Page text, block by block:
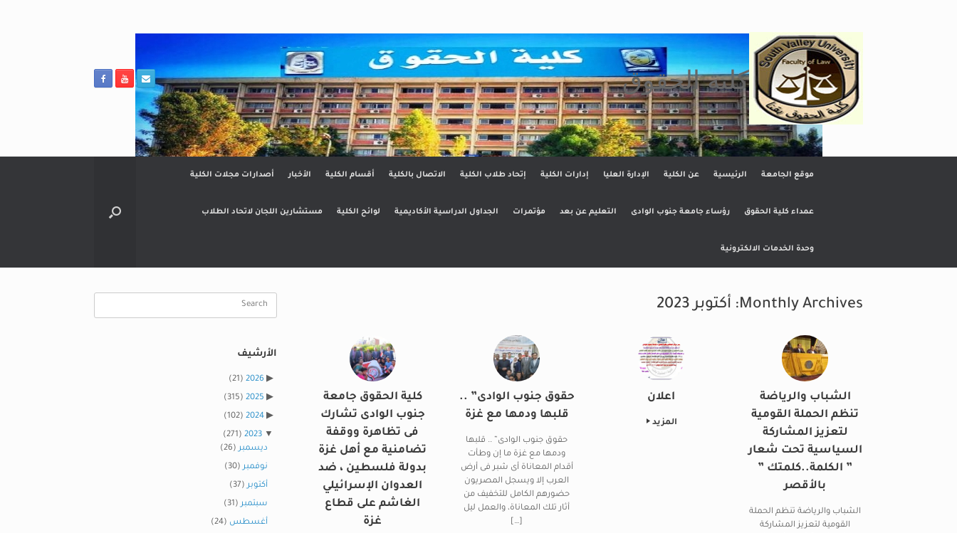
كلية الحقوق
موقع الجامعة الرئيسية عن الكلية الإدارة العليا إدارات الكلية إتحاد طلاب الكلية الاتصال بالكلية أقسام الكلية الأخبار أصدارات مجلات الكلية
عمداء كلية الحقوق رؤساء جامعة جنوب الوادى التعليم عن بعد مؤتمرات الجداول الدراسية الأكاديمية لوائح الكلية مستشارين اللجان لاتحاد الطلاب
وحدة الخدمات الالكترونية
Monthly Archives: أكتوبر 2023
الشباب والرياضة
تنظم الحملة القومية
لتعزيز المشاركة
السياسية تحت شعار
” الكلمة..كلمتك ”
بالأقصر
الشباب والرياضة تنظم الحملة
القومية لتعزيز المشاركة
اعلان
المزيد
حقوق جنوب الوادى” ..
قلبها ودمها مع غزة
حقوق جنوب الوادى” .. قلبها
ودمها مع غزة ما إن وطأت
أقدام المعاناة أى شبر فى أرض
العرب إلا ويسجل المصريون
حضورهم الكامل للتخفيف من
أثار تلك المعاناة، والعمل ليل
[…]
كلية الحقوق جامعة
جنوب الوادى تشارك
فى تظاهرة ووقفة
تضامنية مع أهل غزة
بدولة فلسطين ، ضد
العدوان الإسرائيلي
الغاشم على قطاع
غزة
Search
الأرشيف
2026
(21)
2025
(315)
2024
(102)
2023
(271)
ديسمبر(26)
نوفمبر(30)
أكتوبر(37)
سبتمبر(31)
أغسطس (24)